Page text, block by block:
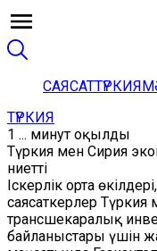
САЯСАТТҮРКИЯ
ТҮРКИЯ
1 ... минут оқылды
Түркия мен Сирия
ниетті
Іскерлік орта
саясаткерлер
трансшекаралық
байланыстары үшін